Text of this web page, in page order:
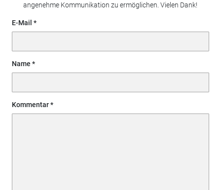
angenehme Kommunikation zu ermöglichen. Vielen Dank!
E-Mail
Name
Kommentar